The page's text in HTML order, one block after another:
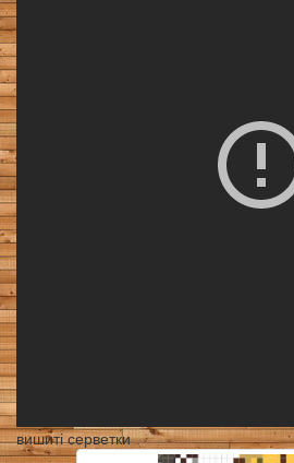
вишиті серветки